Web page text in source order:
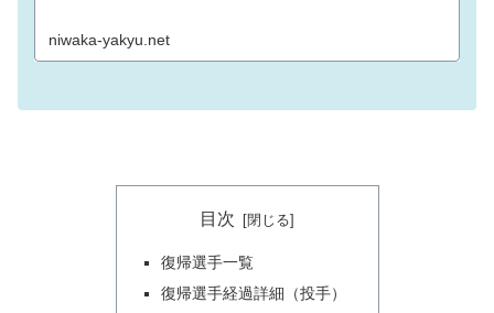
niwaka-yakyu.net
目次
復帰選手一覧
復帰選手経過詳細（投手）